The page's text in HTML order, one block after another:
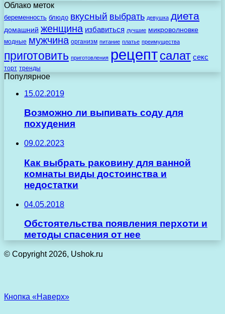
Облако меток
беременность блюдо вкусный выбрать девушка диета
домашний женщина избавиться лучшие микроволновке
модные мужчина организм питание платье преимущества
приготовить приготовления рецептсалат секс
торт тренды
Популярное
15.02.2019
Возможно ли выпивать соду для
похудения
09.02.2023
Как выбрать раковину для ванной
комнаты виды достоинства и
недостатки
04.05.2018
Обстоятельства появления перхоти и
методы спасения от нее
© Copyright 2026, Ushok.ru
Кнопка «Наверх»